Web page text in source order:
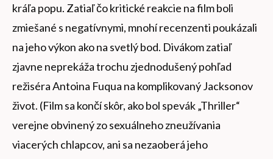
kráľa popu. Zatiaľ čo kritické reakcie na film boli
zmiešané s negatívnymi, mnohí recenzenti poukázali
na jeho výkon ako na svetlý bod. Divákom zatiaľ
zjavne neprekáža trochu zjednodušený pohľad
režiséra Antoina Fuqua na komplikovaný Jacksonov
život. (Film sa končí skôr, ako bol spevák „Thriller“
verejne obvinený zo sexuálneho zneužívania
viacerých chlapcov, ani sa nezaoberá jeho